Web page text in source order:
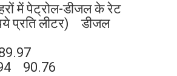
में पेट्रोल-डीजल के रेट
प्रति लीटर) डीजल
90.76